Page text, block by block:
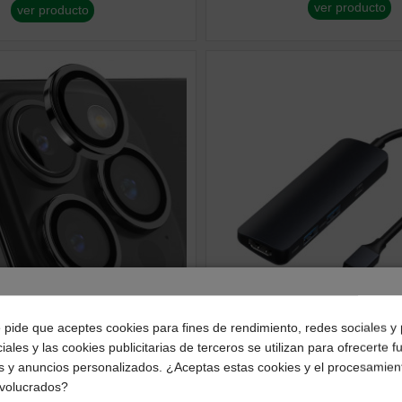
ver producto ver producto
lentes Devia para iPhone
Max
Periféricos
Devia Hub Leopard 4 en 1
¿Dónde deseas recibir tu pedido?
Selecciona tu ubicación para mostrarte los precios e
impuestos correctos para tu región.
pide que aceptes cookies para fines de rendimiento, redes sociales y
y las cookies publicitarias de terceros se utilizan para ofrecerte
y anuncios personalizados. ¿Aceptas estas cookies y el